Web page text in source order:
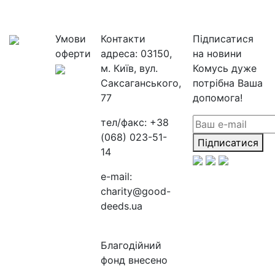
Умови
оферти
Контакти
адреса: 03150,
м. Київ, вул.
Саксаганського,
77
тел/факс: +38
(068) 023-51-
14
e-mail:
charity@good-
deeds.ua
Благодійний
фонд внесено
Підписатися
на новини
Комусь дуже
потрібна Ваша
допомога!
Підписатися